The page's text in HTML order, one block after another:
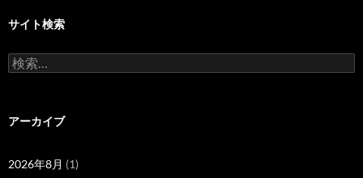
サイト検索
検
索:
アーカイブ
2026年8月 (1)